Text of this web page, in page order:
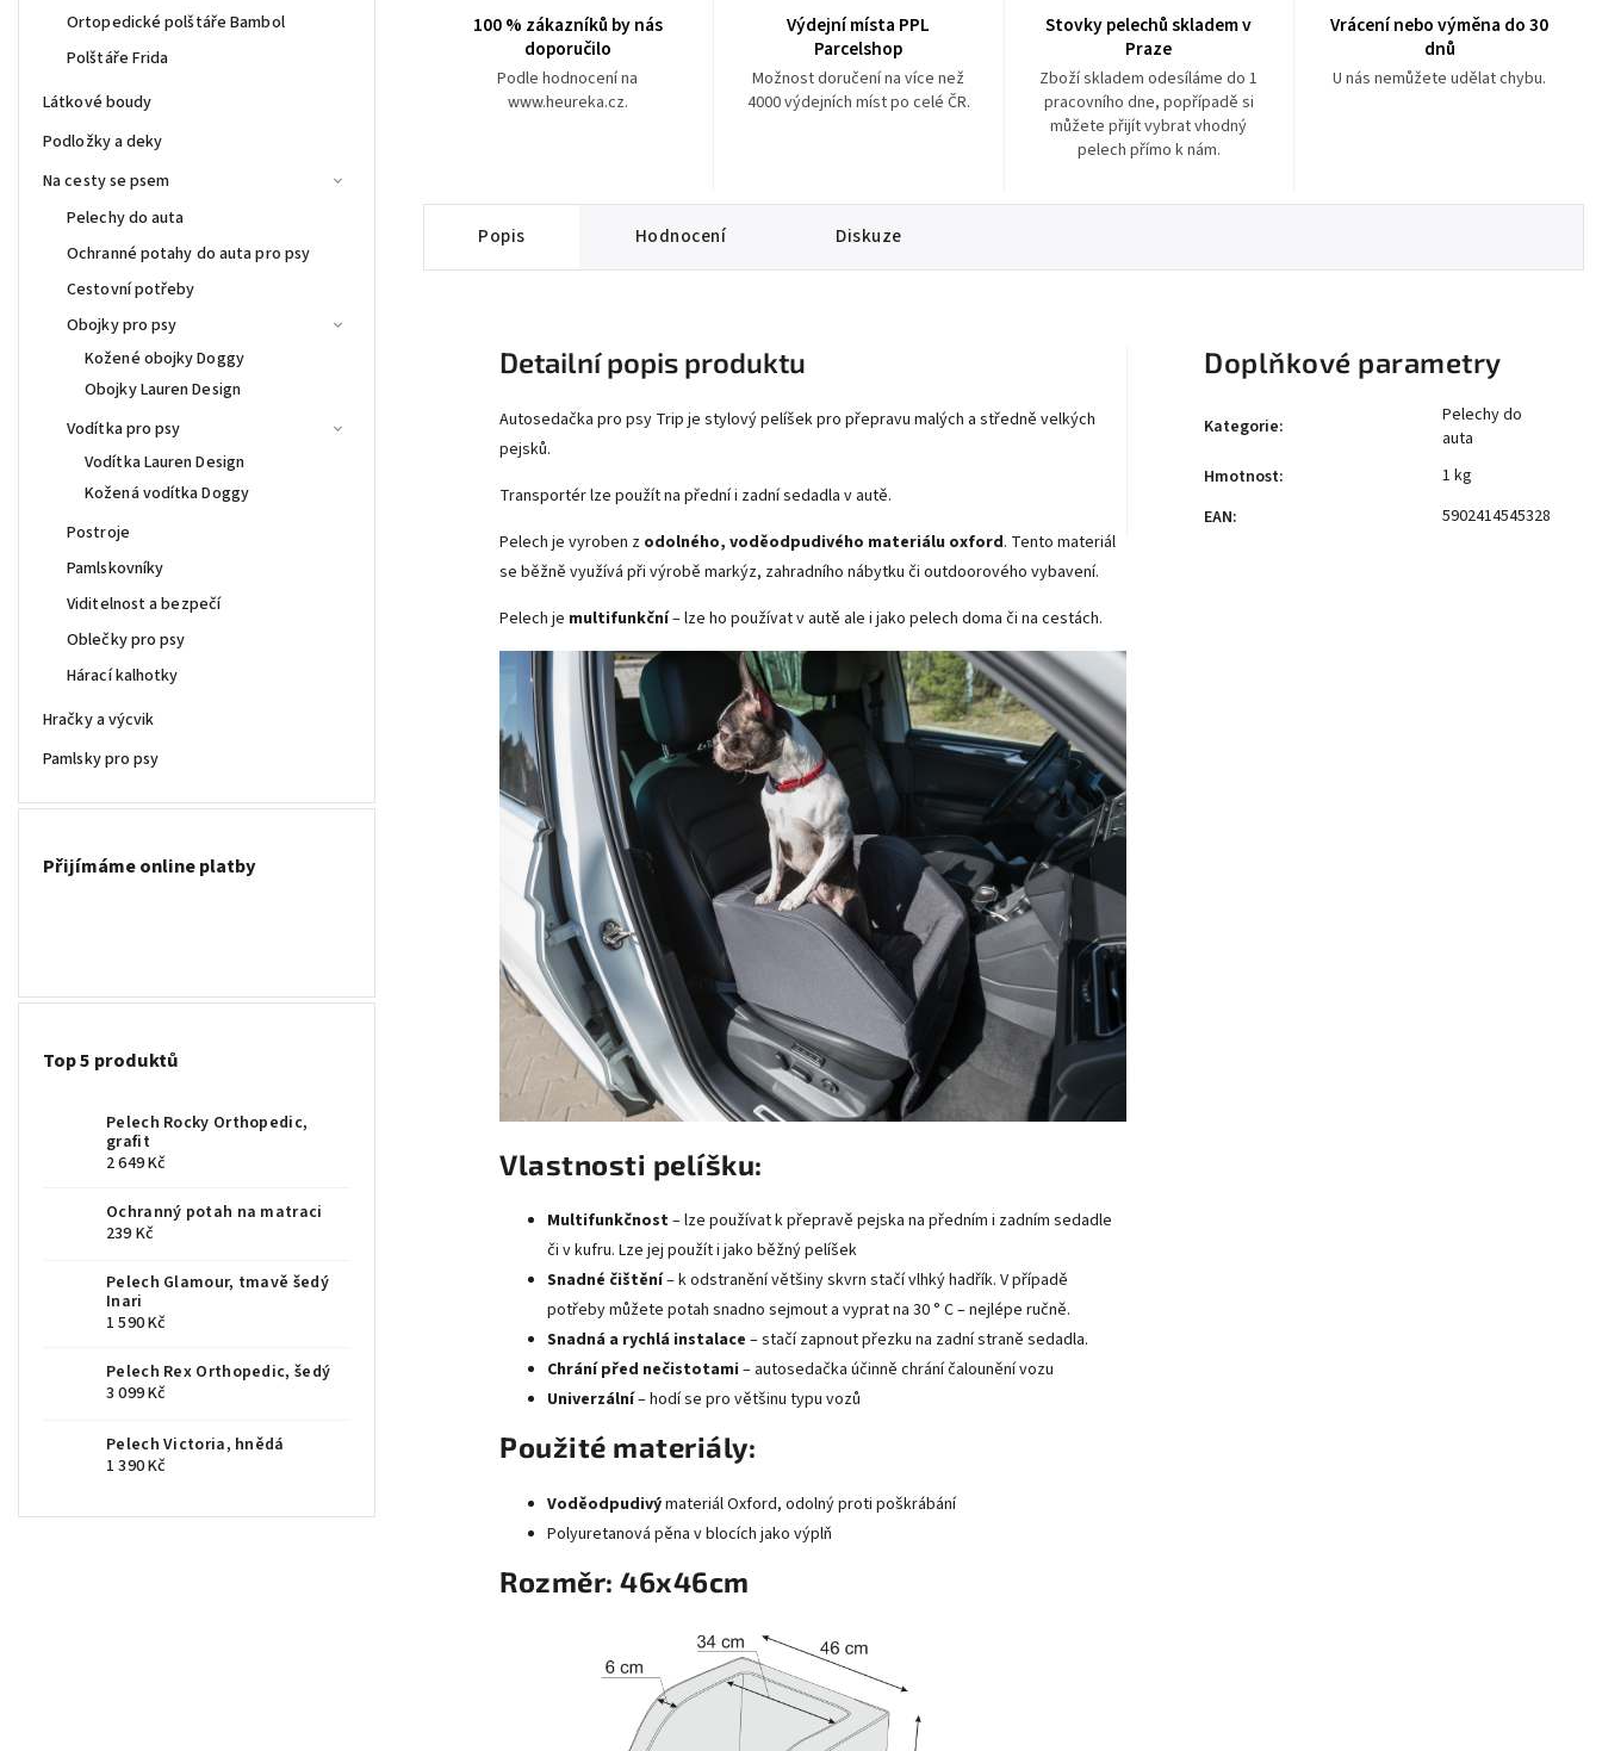
Ortopedické polštáře Bambol
Polštáře Frida
Látkové boudy
Podložky a deky
Na cesty se psem
Pelechy do auta
Ochranné potahy do auta pro psy
Cestovní potřeby
Obojky pro psy
Kožené obojky Doggy
Obojky Lauren Design
Vodítka pro psy
Vodítka Lauren Design
Kožená vodítka Doggy
Postroje
Pamlskovníky
Viditelnost a bezpečí
Oblečky pro psy
Hárací kalhotky
Hračky a výcvik
Pamlsky pro psy
Přijímáme online platby
Top 5 produktů
Pelech Rocky Orthopedic,
grafit
2 649 Kč
Ochranný potah na matraci
239 Kč
Pelech Glamour, tmavě šedý
Inari
1 590 Kč
Pelech Rex Orthopedic, šedý
3 099 Kč
Pelech Victoria, hnědá
1 390 Kč
100 % zákazníků by nás
doporučilo
Podle hodnocení na
www.heureka.cz.
Výdejní místa PPL
Parcelshop
Možnost doručení na více než
4000 výdejních míst po celé ČR.
Stovky pelechů skladem v
Praze
Zboží skladem odesíláme do 1
pracovního dne, popřípadě si
můžete přijít vybrat vhodný
pelech přímo k nám.
Vrácení nebo výměna do 30
dnů
U nás nemůžete udělat chybu.
Popis Hodnocení Diskuze
Detailní popis produktu
Autosedačka pro psy Trip je stylový pelíšek pro přepravu malých a středně velkých
pejsků.
Transportér lze použít na přední i zadní sedadla v autě.
Pelech je vyroben z odolného, voděodpudivého materiálu oxford. Tento materiál
se běžně využívá při výrobě markýz, zahradního nábytku či outdoorového vybavení.
Pelech je multifunkční– lze ho používat v autě ale i jako pelech doma či na cestách.
Vlastnosti pelíšku:
Multifunkčnost– lze používat k přepravě pejska na předním i zadním sedadle
či v kufru. Lze jej použít i jako běžný pelíšek
Snadné čištění– k odstranění většiny skvrn stačí vlhký hadřík. V případě
potřeby můžete potah snadno sejmout a vyprat na 30 ° C – nejlépe ručně.
Snadná a rychlá instalace – stačí zapnout přezku na zadní straně sedadla.
Chrání před nečistotami – autosedačka účinně chrání čalounění vozu
Univerzální– hodí se pro většinu typu vozů
Použité materiály:
Voděodpudivýmateriál Oxford, odolný proti poškrábání
Polyuretanová pěna v blocích jako výplň
Rozměr: 46x46cm
Doplňkové parametry
Kategorie:
Pelechy do
auta
Hmotnost:
1 kg
EAN: 5902414545328